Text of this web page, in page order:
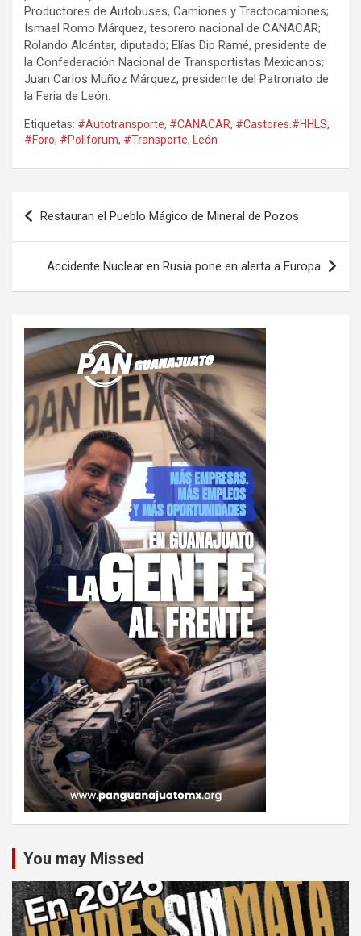
Productores de Autobuses, Camiones y Tractocamiones;
Ismael Romo Márquez, tesorero nacional de CANACAR;
Rolando Alcántar, diputado; Elías Dip Ramé, presidente de
la Confederación Nacional de Transportistas Mexicanos;
Juan Carlos Muñoz Márquez, presidente del Patronato de
la Feria de León.
Etiquetas: #Autotransporte, #CANACAR, #Castores.#HHLS,
#Foro, #Poliforum, #Transporte, León
Navegación
de
entradas
Restauran el Pueblo Mágico de Mineral de Pozos
Accidente Nuclear en Rusia pone en alerta a Europa
You may Missed